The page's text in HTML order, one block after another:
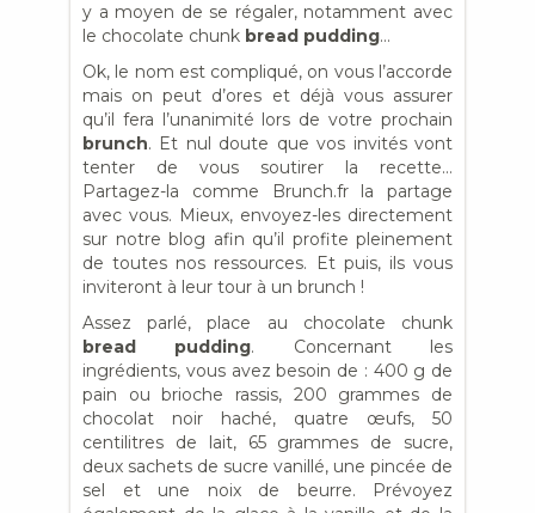
y a moyen de se régaler, notamment avec
le chocolate chunk bread pudding…
Ok, le nom est compliqué, on vous l’accorde
mais on peut d’ores et déjà vous assurer
qu’il fera l’unanimité lors de votre prochain
brunch. Et nul doute que vos invités vont
tenter de vous soutirer la recette…
Partagez-la comme Brunch.fr la partage
avec vous. Mieux, envoyez-les directement
sur notre blog afin qu’il profite pleinement
de toutes nos ressources. Et puis, ils vous
inviteront à leur tour à un brunch !
Assez parlé, place au chocolate chunk
bread pudding. Concernant les
ingrédients, vous avez besoin de : 400 g de
pain ou brioche rassis, 200 grammes de
chocolat noir haché, quatre œufs, 50
centilitres de lait, 65 grammes de sucre,
deux sachets de sucre vanillé, une pincée de
sel et une noix de beurre. Prévoyez